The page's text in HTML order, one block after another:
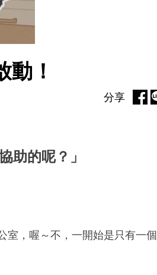
！
分享
助的呢？」
室，喔～不，一開始是只有一個